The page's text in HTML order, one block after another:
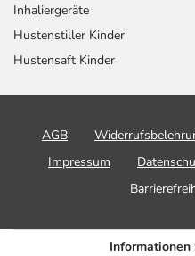
Inhaliergeräte
Hustenstiller Kinder
Hustensaft Kinder
AGB
Impressum
Informationen